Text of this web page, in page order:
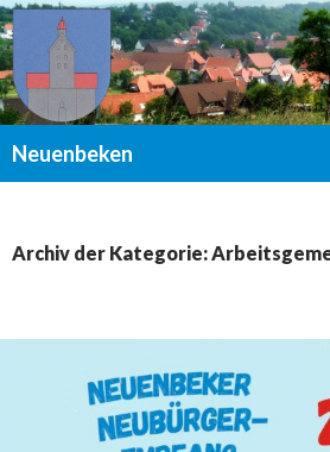
Neuenbeken
Archiv der Kategorie: